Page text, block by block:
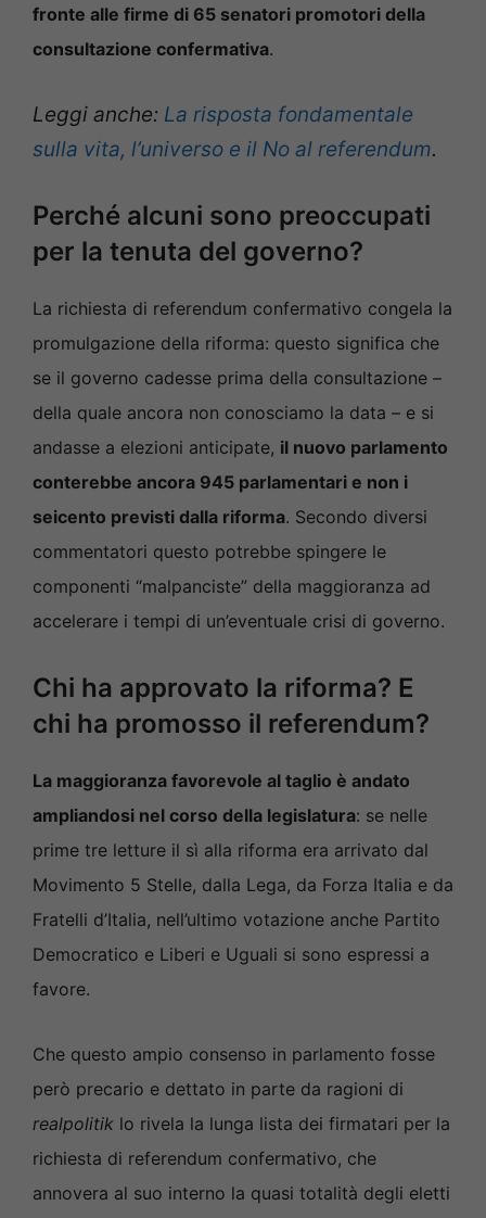
fronte alle firme di 65 senatori promotori della
consultazione confermativa.
Leggi anche: La risposta fondamentale
sulla vita, l’universo e il No al referendum.
Perché alcuni sono preoccupati
per la tenuta del governo?
La richiesta di referendum confermativo congela la
promulgazione della riforma: questo significa che
se il governo cadesse prima della consultazione –
della quale ancora non conosciamo la data – e si
andasse a elezioni anticipate, il nuovo parlamento
conterebbe ancora 945 parlamentari e non i
seicento previsti dalla riforma. Secondo diversi
commentatori questo potrebbe spingere le
componenti “malpanciste” della maggioranza ad
accelerare i tempi di un’eventuale crisi di governo.
Chi ha approvato la riforma? E
chi ha promosso il referendum?
La maggioranza favorevole al taglio è andato
ampliandosi nel corso della legislatura: se nelle
prime tre letture il sì alla riforma era arrivato dal
Movimento 5 Stelle, dalla Lega, da Forza Italia e da
Fratelli d’Italia, nell’ultimo votazione anche Partito
Democratico e Liberi e Uguali si sono espressi a
favore.
Che questo ampio consenso in parlamento fosse
però precario e dettato in parte da ragioni di
realpolitik lo rivela la lunga lista dei firmatari per la
richiesta di referendum confermativo, che
annovera al suo interno la quasi totalità degli eletti